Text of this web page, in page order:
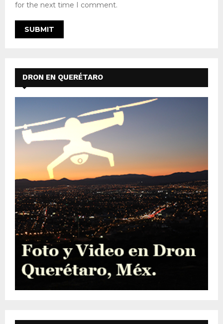
for the next time I comment.
DRON EN QUERÉTARO